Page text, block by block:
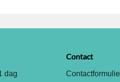
dag
Contact